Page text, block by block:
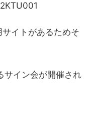
イトがあるためそ
サイン会が開催され